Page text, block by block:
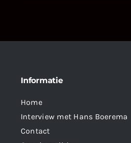
Informatie
Home
Interview met Hans Boerema
Contact